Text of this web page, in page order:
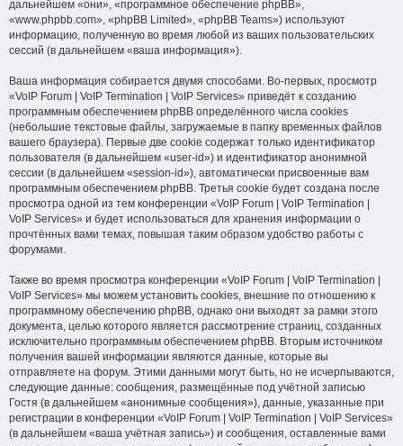
дальнейшем «они», «программное обеспечение phpBB»,
«www.phpbb.com», «phpBB Limited», «phpBB Teams») используют
информацию, полученную во время любой из ваших пользовательских
сессий (в дальнейшем «ваша информация»).
Ваша информация собирается двумя способами. Во-первых, просмотр
«VoIP Forum | VoIP Termination | VoIP Services» приведёт к созданию
программным обеспечением phpBB определённого числа cookies
(небольшие текстовые файлы, загружаемые в папку временных файлов
вашего браузера). Первые две cookie содержат только идентификатор
пользователя (в дальнейшем «user-id») и идентификатор анонимной
сессии (в дальнейшем «session-id»), автоматически присвоенные вам
программным обеспечением phpBB. Третья cookie будет создана после
просмотра одной из тем конференции «VoIP Forum | VoIP Termination |
VoIP Services» и будет использоваться для хранения информации о
прочтённых вами темах, повышая таким образом удобство работы с
форумами.
Также во время просмотра конференции «VoIP Forum | VoIP Termination |
VoIP Services» мы можем установить cookies, внешние по отношению к
программному обеспечению phpBB, однако они выходят за рамки этого
документа, целью которого является рассмотрение страниц, созданных
исключительно программным обеспечением phpBB. Вторым источником
получения вашей информации являются данные, которые вы
отправляете на форум. Этими данными могут быть, но не исчерпываются,
следующие данные: сообщения, размещённые под учётной записью
Гостя (в дальнейшем «анонимные сообщения»), данные, указанные при
регистрации в конференции «VoIP Forum | VoIP Termination | VoIP Services»
(в дальнейшем «ваша учётная запись») и сообщения, оставленные вами